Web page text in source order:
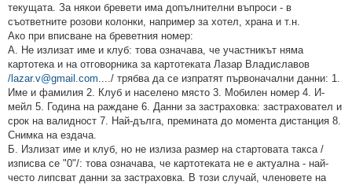
текущата. За някои бревети има допълнителни въпроси - в
съответните розови колонки, например за хотел, храна и т.н.
Ако при вписване на бреветния номер:
А. Не излизат име и клуб: това означава, че участникът няма
картотека и на отговорника за картотеката Лазар Владиславов
/lazar.v@gmail.com..../ трябва да се изпратят първоначални данни: 1.
Име и фамилия 2. Клуб и населено място 3. Мобилен номер 4. И-
мейл 5. Година на раждане 6. Данни за застраховка: застраховател и
срок на валидност 7. Най-дълга, премината до момента дистанция 8.
Снимка на ездача.
Б. Излизат име и клуб, но не излиза размер на стартовата такса /
изписва се "0"/: това означава, че картотеката не е актуална - най-
често липсват данни за застраховка. В този случай, членовете на